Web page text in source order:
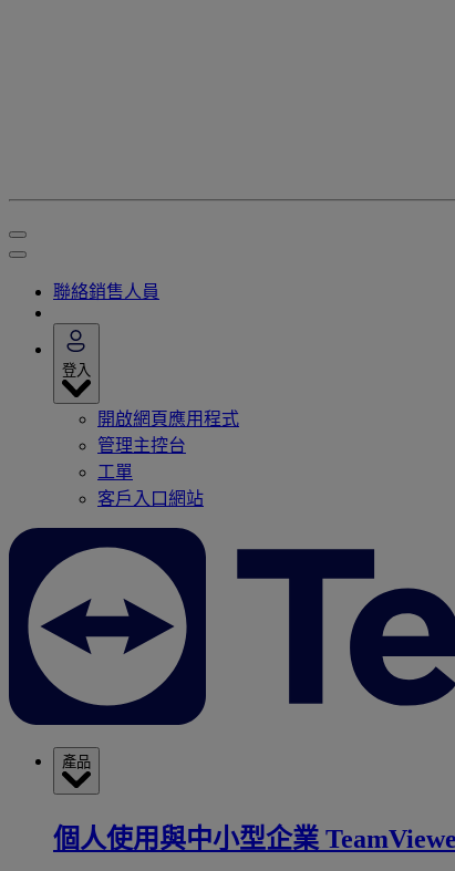
聯絡銷售人員
登入
開啟網頁應用程式
管理主控台
工單
客戶入口網站
產品
個人使用與中小型企業